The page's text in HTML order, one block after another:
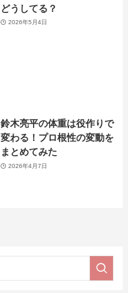
どうしてる？
2026年5月4日
鈴木亮平の体重は役作りで
変わる！プロ根性の変動を
まとめてみた
2026年4月7日